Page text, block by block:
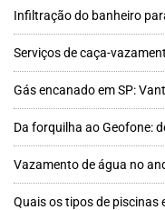
Infiltração do banheiro
Serviços de caça-
Gás encanado em SP:
Da forquilha ao Geofone:
Vazamento de água no
Quais os tipos de piscinas